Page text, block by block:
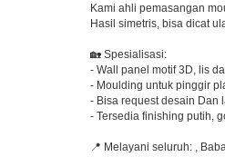
Kami ahli pemasangan
Hasil simetris, bisa dicat
🏡 Spesialisasi:
- Wall panel motif 3D, lis
- Moulding untuk pinggir
- Bisa request desain Dan
- Tersedia finishing putih,
📍 Melayani seluruh: ,